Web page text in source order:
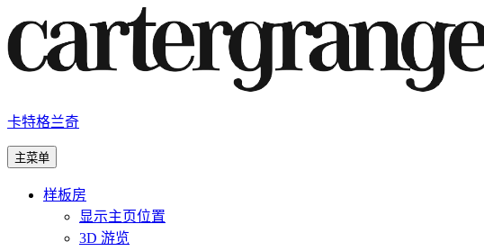
至
内
卡特格兰奇
主菜单
样板房
显示主页位置
3D 游览